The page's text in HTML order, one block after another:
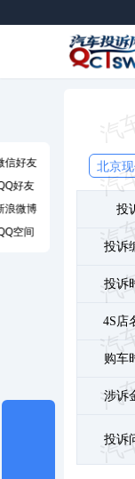
北京
投
投诉
投诉
4S店
购车
涉诉
投诉
信好友
好友
浪微博
空间